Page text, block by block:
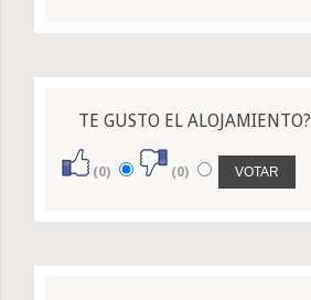
TE GUSTO EL ALOJAMIENTO?
(0) (0)